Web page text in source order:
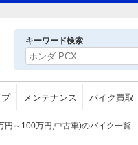
キーワード検索
メンテナンス バイク買取
円～100万円,中古車)のバイク一覧